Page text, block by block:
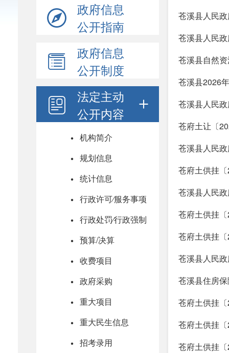
政府信息
公开指南
政府信息
公开制度
法定主动
公开内容
机构简介
规划信息
统计信息
行政许可⁄服务事项
行政处罚⁄行政强制
预算/决算
收费项目
政府采购
重大项目
重大民生信息
招考录用
苍溪县人民
苍溪县人民
苍溪县自然
苍溪县2026
苍溪县人民
苍府土让〔
苍溪县人民
苍府土供挂
苍溪县人民
苍府土供挂
苍府土供挂
苍溪县人民
苍溪县住房
苍府土供挂
苍府土供挂
苍府土供挂